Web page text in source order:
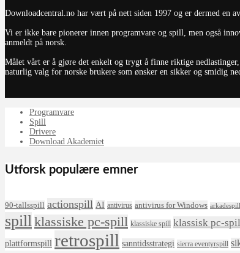
Downloadcentral.no har vært på nett siden 1997 og er dermed en
Vi er ikke bare pionerer innen programvare og spill, men også
anmeldt på norsk.
Målet vårt er å gjøre det enkelt og trygt å finne riktige
naturlig valg for norske brukere som ønsker en sikker og smidig
Programvare
Spill
Drivere
Download Akademiet
Utforsk populære emner
90-tallsspill actionspill AI antivirus antivirus for Windows arkadespill
spillklassiske pc-spill klassiske spill klassisk pc-
plattformspill retrospill sanntidsstrategi sierra eventyrspill